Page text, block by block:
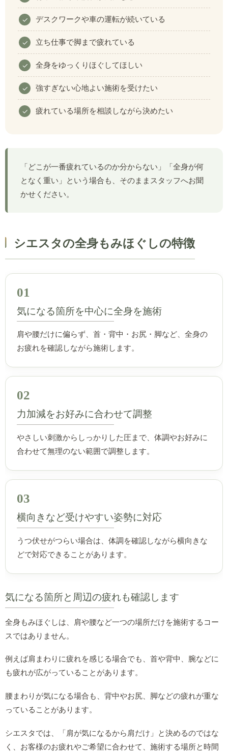
デスクワークや車の運転が続いている
立ち仕事で脚まで疲れている
全身をゆっくりほぐしてほしい
強すぎない心地よい施術を受けたい
疲れている場所を相談しながら決めたい
「どこが一番疲れているのか分からない」「全身が何
となく重い」という場合も、そのままスタッフへお聞
かせください。
シエスタの全身もみほぐしの特徴
01
気になる箇所を中心に全身を施術
肩や腰だけに偏らず、首・背中・お尻・脚など、全身の
お疲れを確認しながら施術します。
02
力加減をお好みに合わせて調整
やさしい刺激からしっかりした圧まで、体調やお好みに
合わせて無理のない範囲で調整します。
03
横向きなど受けやすい姿勢に対応
うつ伏せがつらい場合は、体調を確認しながら横向きな
どで対応できることがあります。
気になる箇所と周辺の疲れも確認します
全身もみほぐしは、肩や腰など一つの場所だけを施術するコー
スではありません。
例えば肩まわりに疲れを感じる場合でも、首や背中、腕などに
も疲れが広がっていることがあります。
腰まわりが気になる場合も、背中やお尻、脚などの疲れが重な
っていることがあります。
シエスタでは、「肩が気になるから肩だけ」と決めるのではな
く、お客様のお疲れやご希望に合わせて、施術する場所と時間